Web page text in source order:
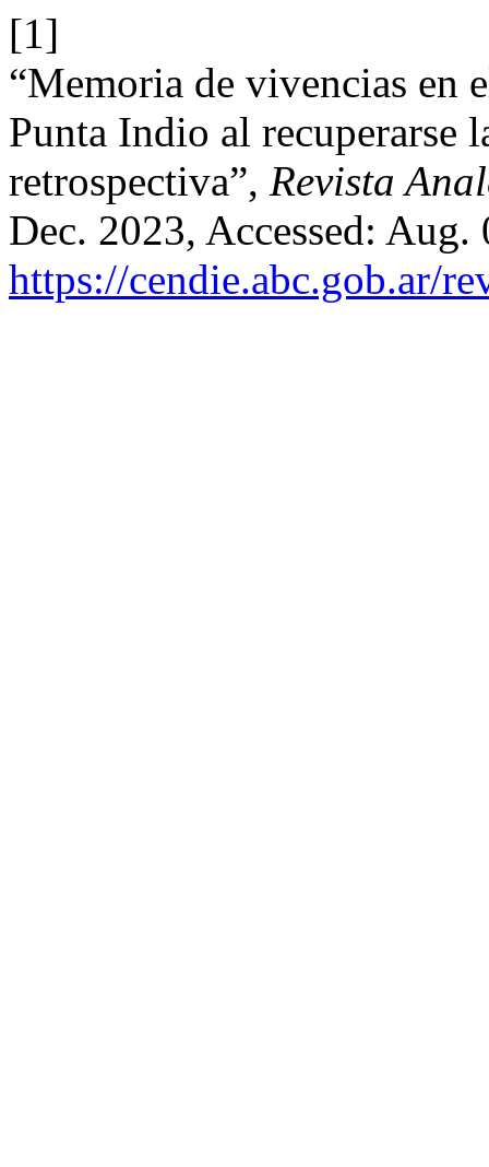
[1]
“Memoria de vivencias
Punta Indio al recuperarse
retrospectiva”, Revista
Dec. 2023, Accessed:
https://cendie.abc.gob.ar/